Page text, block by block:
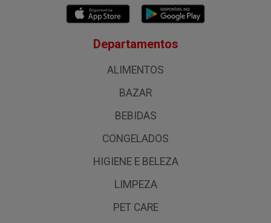
Departamentos
ALIMENTOS
BAZAR
BEBIDAS
CONGELADOS
HIGIENE E BELEZA
LIMPEZA
PET CARE